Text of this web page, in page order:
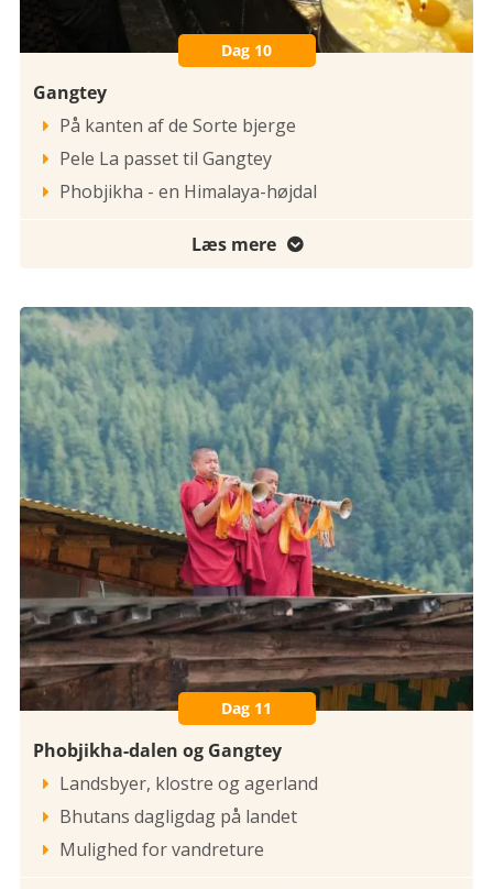
Dag 10
Gangtey
 På kanten af de Sorte bjerge
 Pele La passet til Gangtey
 Phobjikha - en Himalaya-højdal
Læs mere 
Dag 11
Phobjikha-dalen og Gangtey
 Landsbyer, klostre og agerland
 Bhutans dagligdag på landet
 Mulighed for vandreture